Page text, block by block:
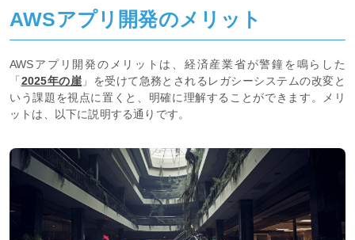
AWSアプリ開発のメリット
AWSアプリ開発のメリットは、経済産業省が警鐘を鳴らした
「 2025年の崖 」を受けて急務とされるレガシーシステムの改変と
いう課題を視点に置くと、明確に理解することができます。メリ
ットは、以下に説明する通りです。